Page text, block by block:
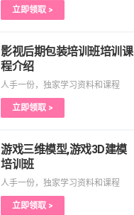
立即领取 >
影视后期包装培训班培训课
程介绍
人手一份，独家学习资料和课程
立即领取 >
游戏三维模型,游戏3D建模
培训班
人手一份，独家学习资料和课程
立即领取 >